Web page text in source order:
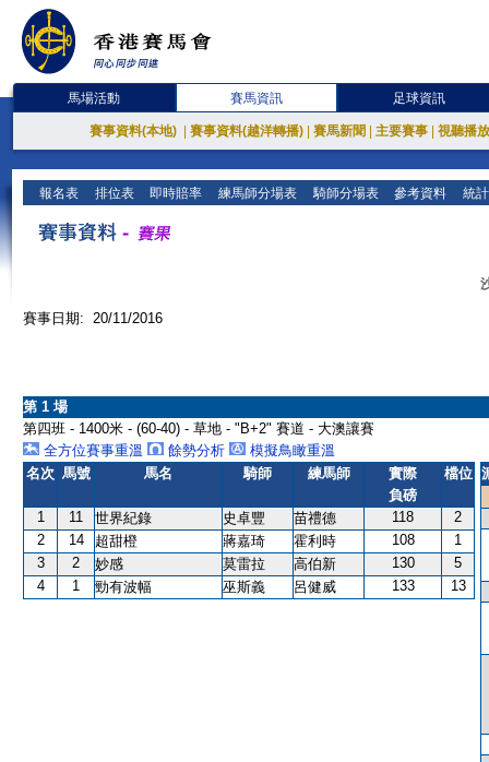
馬場活動 賽馬資訊 足球資訊
賽事資料(本地) 賽事資料(越洋轉播) 賽馬新聞 主要賽事 視聽播
報名表 排位表 即時賠率 練馬師分場表 騎師分場表 參考資料 統
賽事日期: 20/11/2016
第 1 場
第四班 - 1400米 - (60-40) - 草地 - "B+2" 賽道 - 大澳讓賽
全方位賽事重溫
餘勢分析
模擬鳥瞰重溫
名次 馬號 馬名 騎師 練馬師
實際
負磅
檔位
1 11 世界紀錄 史卓豐 苗禮德 118
2
2
14 超甜橙 蔣嘉琦 霍利時 108
1
3
2 妙感 莫雷拉 高伯新 130
5
4
1 勁有波幅 巫斯義 呂健威 133 13